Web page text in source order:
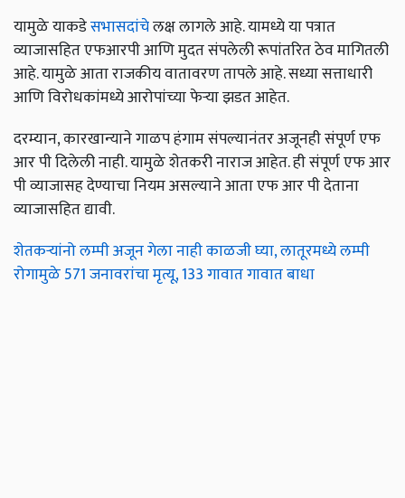
यामुळे याकडेसभासदांचेलक्ष लागले आहे. यामध्ये या पत्रात
व्याजासहित एफआरपी आणि मुदत संपलेली रूपांतरित ठेव मागितली
आहे. यामुळे आता राजकीय वातावरण तापले आहे. सध्या सत्ताधारी
आणि विरोधकांमध्ये आरोपांच्या फेऱ्या झडत आहेत.
दरम्यान, कारखान्याने गाळप हंगाम संपल्यानंतर अजूनही संपूर्ण एफ
आर पी दिलेली नाही. यामुळे शेतकरी नाराज आहेत. ही संपूर्ण एफ आर
पी व्याजासह देण्याचा नियम असल्याने आता एफ आर पी देताना
व्याजासहित द्यावी.
शेतकऱ्यांनो लम्पी अजून गेला नाही काळजी घ्या, लातूरमध्ये लम्पी
रोगामुळे 571 जनावरांचा मृत्यू, 133 गावात गावात बाधा